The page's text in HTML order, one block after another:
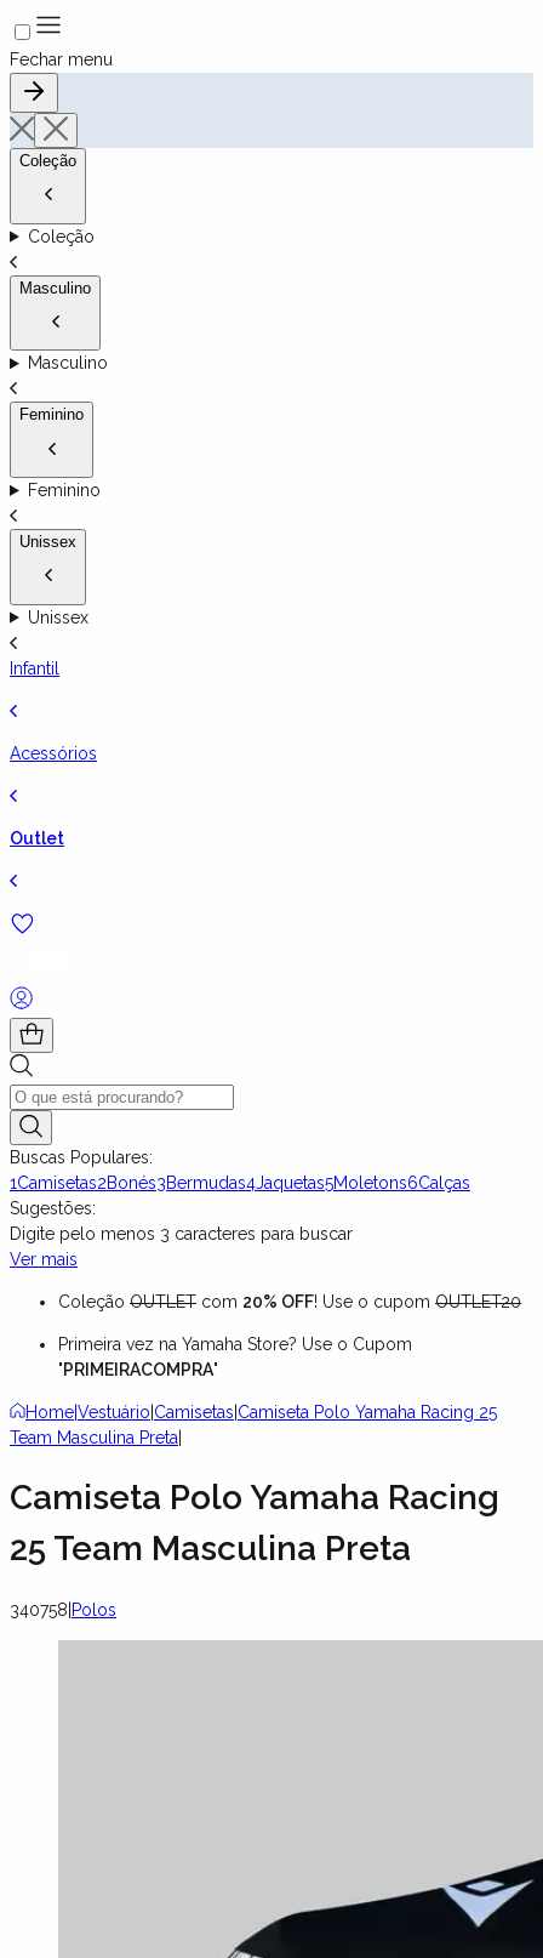
Fechar menu
Coleção
Coleção
Masculino
Masculino
Feminino
Feminino
Unissex
Unissex
Infantil
Acessórios
Outlet
Buscas Populares:
1Camisetas2Bonés3Bermudas4Jaquetas5Moletons6Calças
Sugestões:
Digite pelo menos 3 caracteres para buscar
Ver mais
Coleção OUTLET com 20% OFF! Use o cupom OUTLET20
Primeira vez na Yamaha Store? Use o Cupom
"PRIMEIRACOMPRA"
HomeVestuário Camisetas Camiseta Polo Yamaha Racing 25
Team Masculina Preta
Camiseta Polo Yamaha Racing
25 Team Masculina Preta
340758 Polos